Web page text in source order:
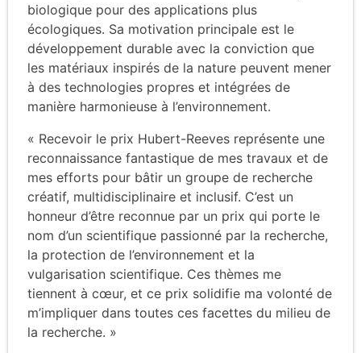
biologique pour des applications plus
écologiques. Sa motivation principale est le
développement durable avec la conviction que
les matériaux inspirés de la nature peuvent mener
à des technologies propres et intégrées de
manière harmonieuse à l’environnement.
« Recevoir le prix Hubert-Reeves représente une
reconnaissance fantastique de mes travaux et de
mes efforts pour bâtir un groupe de recherche
créatif, multidisciplinaire et inclusif. C’est un
honneur d’être reconnue par un prix qui porte le
nom d’un scientifique passionné par la recherche,
la protection de l’environnement et la
vulgarisation scientifique. Ces thèmes me
tiennent à cœur, et ce prix solidifie ma volonté de
m’impliquer dans toutes ces facettes du milieu de
la recherche. »